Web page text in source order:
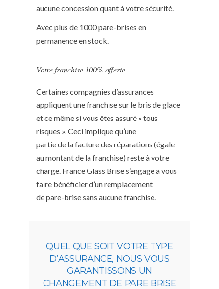
aucune concession quant à votre sécurité.
Avec plus de 1000 pare-brises en
permanence en stock.
Votre franchise 100% offerte
Certaines compagnies d’assurances
appliquent une franchise sur le bris de glace
et ce même si vous êtes assuré « tous
risques ». Ceci implique qu’une
partie de la facture des réparations (égale
au montant de la franchise) reste à votre
charge. France Glass Brise s’engage à vous
faire bénéficier d’un remplacement
de pare-brise sans aucune franchise.
QUEL QUE SOIT VOTRE TYPE
D’ASSURANCE, NOUS VOUS
GARANTISSONS UN
CHANGEMENT DE PARE BRISE